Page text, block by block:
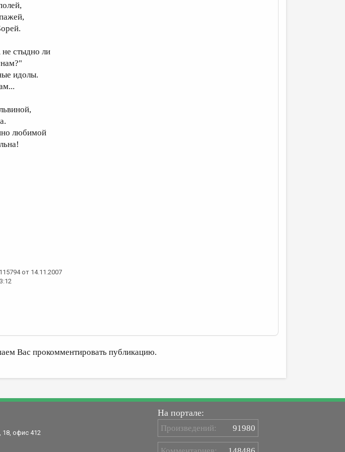
стыдно ли
идолы.
любимой
от 14.11.2007
Вас прокомментировать публикацию.
18, офис 412
На портале:
Произведений: 91980